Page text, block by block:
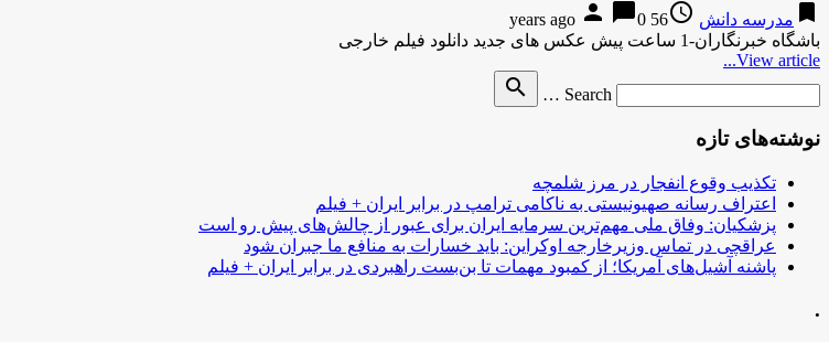
bookmark مدرسه دانش access_time
56 years ago
person chat_bubble0
باشگاه خبرنگاران-1 ساعت پیش عکس های جدید دانلود فیلم خارجی
View article...
Search …
search
نوشته‌های تازه
تکذیب وقوع انفجار در مرز شلمچه
اعتراف رسانه صهیونیستی به ناکامی ترامپ در برابر ایران + فیلم
پزشکیان: وفاق ملی مهم‌ترین سرمایه ایران برای عبور از چالش‌های پیش رو است
عراقچی در تماس وزیرخارجه اوکراین: باید خسارات به منافع ما جبران شود
پاشنه آشیل‌های آمریکا؛ از کمبود مهمات تا بن‌بست راهبردی در برابر ایران + فیلم
.